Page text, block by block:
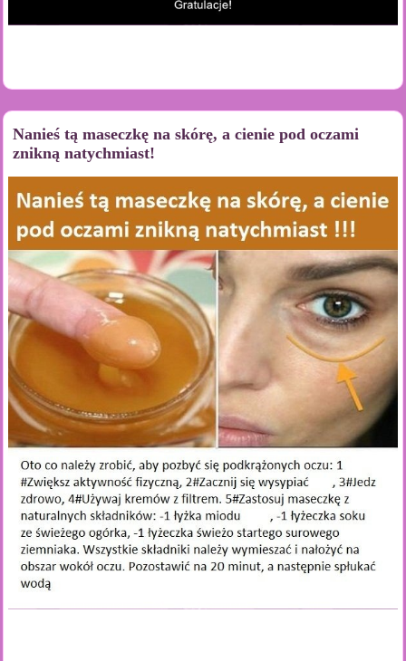
Nanieś tą maseczkę na skórę, a cienie pod oczami
znikną natychmiast!